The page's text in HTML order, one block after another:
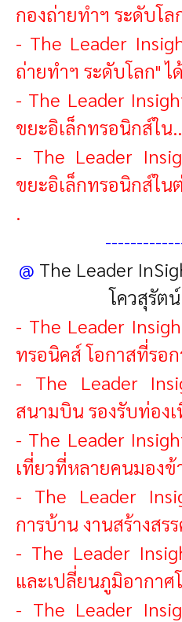
กองถ่ายทำฯ ระดับโล
- The Leader
ถ่ายทำฯ ระดับโลก" ไ
- The Leader
ขยะอิเล็กทรอนิกส์ใน
- The Leader
ขยะอิเล็กทรอนิกส์ใน
.
@ The Leader
โควสุรัต
- The Leader
ทรอนิคส์ โอกาสที่รอก
- The Leader
สนามบิน รองรับท่อง
- The Leader
เที่ยวที่หลายคนมองข้
- The Leader
การบ้าน งานสร้างสร
- The Leader
และเปลี่ยนภูมิอากาศ
- The Leader